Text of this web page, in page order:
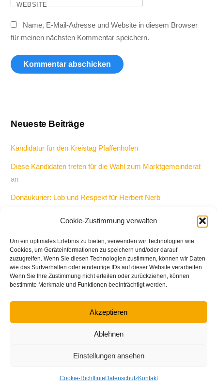
Cookie-Zustimmung verwalten
Um ein optimales Erlebnis zu bieten, verwenden wir Technologien wie
Cookies, um Geräteinformationen zu speichern und/oder darauf
zuzugreifen. Wenn Sie diesen Technologien zustimmen, können wir Daten
wie das Surfverhalten oder eindeutige IDs auf dieser Website verarbeiten.
Wenn Sie Ihre Zustimmung nicht erteilen oder zurückziehen, können
bestimmte Merkmale und Funktionen beeinträchtigt werden.
Akzeptieren
Ablehnen
Einstellungen ansehen
Cookie-Richtlinie DatenschutzKontakt
WEBSITE
Name, E-Mail-Adresse und Website in diesem Browser
für meinen nächsten Kommentar speichern.
Neueste Beiträge
Kandidatur für den Kreistag Pfaffenhofen
Diese Kandidaten treten für die Wahl zum Marktgemeinderat
an
Donaukurier: Lob und Respekt für Herbert Nerb
Bericht: 50-Jahr-Feier bei den Freien Wählern in Manching
Back
To